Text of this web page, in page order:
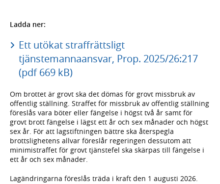
Ladda ner:
Ett utökat straffrättsligt
tjänstemannaansvar, Prop. 2025/26:217
(pdf 669 kB)
Om brottet är grovt ska det dömas för grovt missbruk av
offentlig ställning. Straffet för missbruk av offentlig ställning
föreslås vara böter eller fängelse i högst två år samt för
grovt brott fängelse i lägst ett år och sex månader och högst
sex år. För att lagstiftningen bättre ska återspegla
brottslighetens allvar föreslår regeringen dessutom att
minimistraffet för grovt tjänstefel ska skärpas till fängelse i
ett år och sex månader.
Lagändringarna föreslås träda i kraft den 1 augusti 2026.